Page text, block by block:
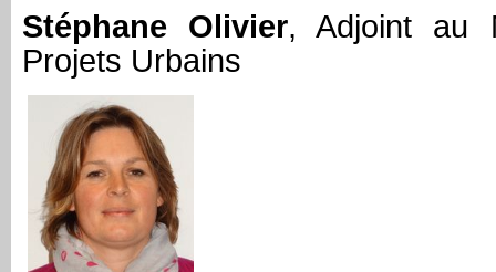
Stéphane Olivier, Adjoint au
Projets Urbains